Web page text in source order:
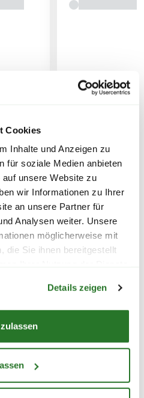
Cookies
Inhalte und Anzeigen zu
für soziale Medien anbieten
unsere Website zu
wir Informationen zu Ihrer
an unsere Partner für
Analysen weiter. Unsere
möglicherweise mit
die Sie ihnen bereitgestellt
Details zeigen
(z.B.Dünger oder
(z.B. Pflanzen oder
18V StarterKit